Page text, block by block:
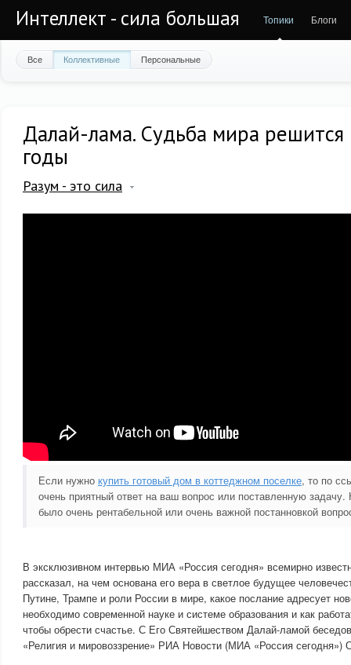
Интеллект - сила большая Топики Блоги
Все Коллективные Персональные
Далай-лама. Судьба мира
годы
Разум - это сила
Если нужно купить готовый дом в коттеджном поселке, то по
очень приятный ответ на ваш вопрос или поставленную
было очень рентабельной или очень важной постанновкой
В эксклюзивном интервью МИА «Россия сегодня» всемирно
рассказал, на чем основана его вера в светлое будущее
Путине, Трампе и роли России в мире, какое послание адресует
необходимо современной науке и системе образования и как
чтобы обрести счастье. С Его Святейшеством Далай-ламой
«Религия и мировоззрение» РИА Новости (МИА «Россия сегодня»)